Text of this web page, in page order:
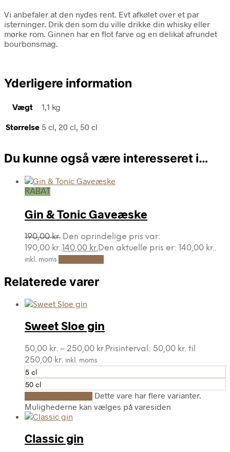
Vi anbefaler at den nydes rent. Evt afkølet over et par
isterninger. Drik den som du ville drikke din whisky eller
mørke rom. Ginnen har en flot farve og en delikat afrundet
bourbonsmag.
Yderligere information
Vægt 1,1 kg
Størrelse 5 cl, 20 cl, 50 cl
Du kunne også være interesseret i…
RABAT
Gin & Tonic Gaveæske
190,00kr. Den oprindelige pris var:
190,00 kr..140,00 kr.Den aktuelle pris er: 140,00 kr..
inkl. moms
Relaterede varer
Sweet Sloe gin
50,00 kr. – 250,00 kr.Prisinterval: 50,00 kr. til
250,00 kr. inkl. moms
5 cl
50 cl
Dette vare har flere varianter.
Mulighederne kan vælges på varesiden
Classic gin